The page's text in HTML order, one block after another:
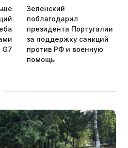
G7
Зеленский
поблагодарил
президента Португалии
за поддержку санкций
против РФ и военную
помощь